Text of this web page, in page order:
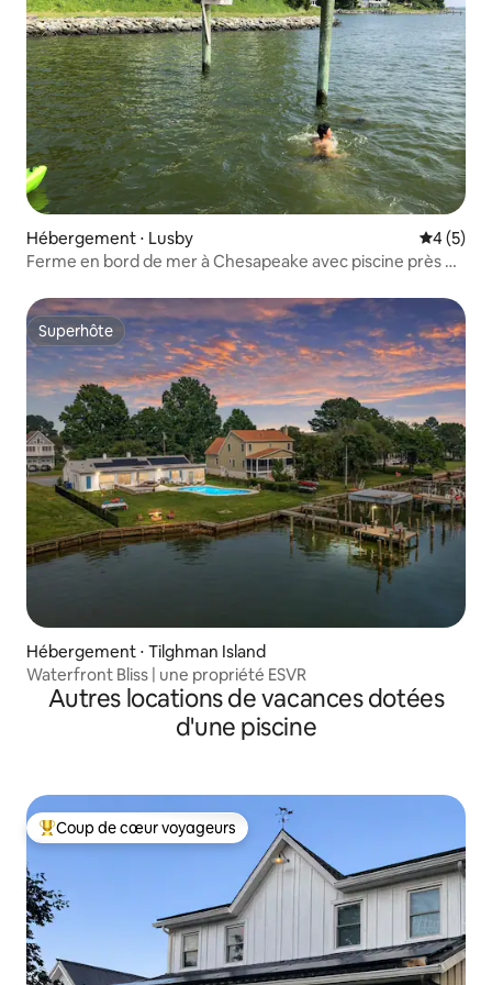
Hébergement ⋅ Lusby
4 (5)
Ferme en bord de mer à Chesapeake avec piscine près de
Superhôte
Superhôte
Hébergement ⋅ Tilghman Island
Waterfront Bliss | une propriété ESVR
Autres locations de vacances dotées
d'une piscine
Coups de cœur voyageurs les plus appréciés
Coup de cœur voyageurs